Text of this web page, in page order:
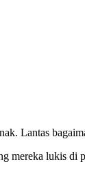
Lantas
mereka lukis